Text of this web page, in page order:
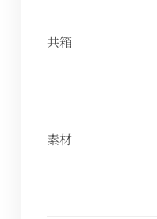
共箱
素材